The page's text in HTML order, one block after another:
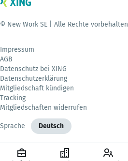
© New Work SE | Alle Rechte vorbehalten
Impressum
AGB
Datenschutz bei XING
Datenschutzerklärung
Mitgliedschaft kündigen
Tracking
Mitgliedschaften widerrufen
Sprache Deutsch